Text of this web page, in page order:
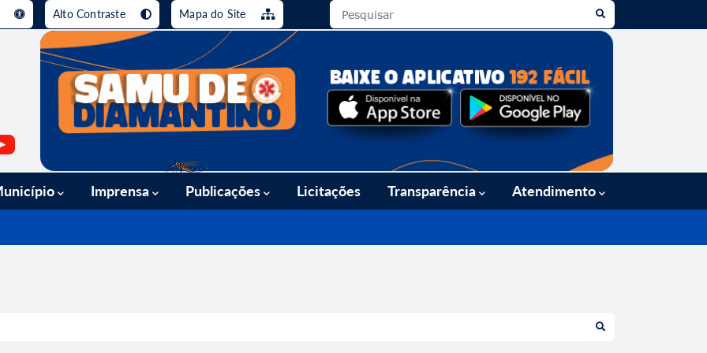
[alt+3] Ir para o rodapé [alt+4]
Alto Contraste Mapa do Site
Imprensa Publicações Licitações Transparência Atendimento